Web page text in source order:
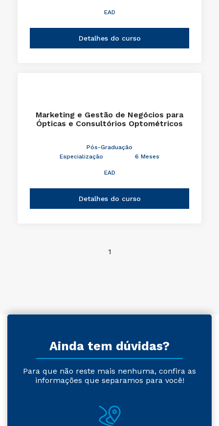
EAD
Detalhes do curso
Marketing e Gestão de Negócios para
Ópticas e Consultórios Optométricos
Pós-Graduação
Especialização
6 Meses
EAD
Detalhes do curso
1
Ainda tem dúvidas?
Para que não reste mais nenhuma, confira as
informações que separamos para você!